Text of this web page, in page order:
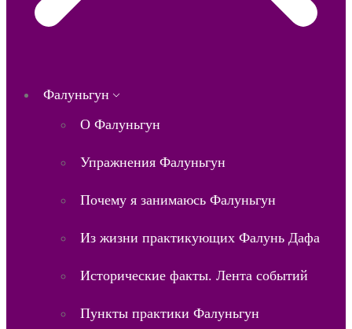
Фалуньгун
О Фалуньгун
Упражнения Фалуньгун
Почему я занимаюсь Фалуньгун
Из жизни практикующих Фалунь Дафа
Исторические факты. Лента событий
Пункты практики Фалуньгун